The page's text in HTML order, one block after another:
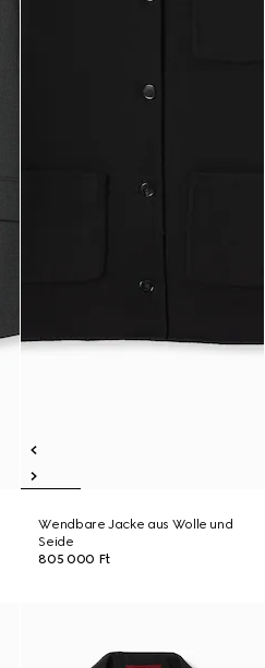
Wendbare Jacke aus Wolle und
Seide
805 000 Ft